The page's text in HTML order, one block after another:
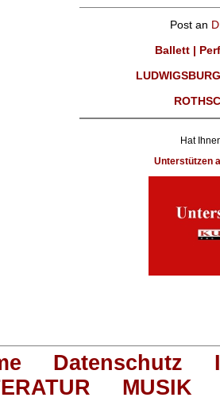
Post an
Ballett |
Hat
Unterstützen
Datenschutz
MUSIK